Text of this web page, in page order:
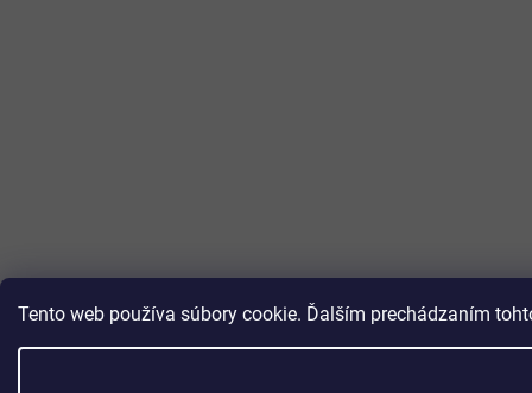
Tento web používa súbory cookie. Ďalším prechádzaním